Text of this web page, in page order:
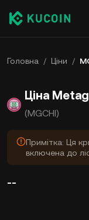
Головна / Ціни /
Ціна
(MGCHI)
Примітка: Ця
включена до
--